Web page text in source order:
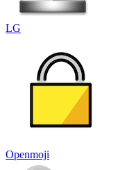
LG
Openmoji